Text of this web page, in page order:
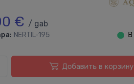
€ / gab
NERTIL-195 ⬤
Добавить в корзину